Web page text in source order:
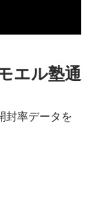
エル塾通
封率データを